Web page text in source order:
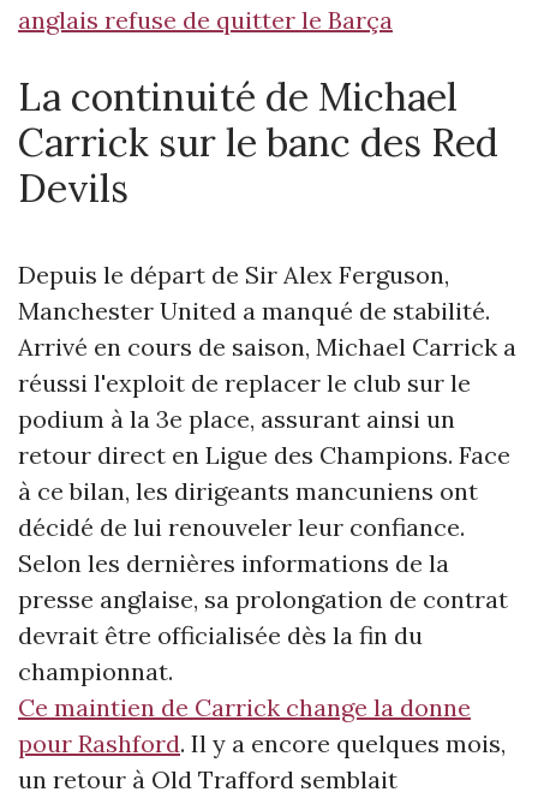
anglais refuse de quitter le Barça
La continuité de Michael
Carrick sur le banc des Red
Devils
Depuis le départ de Sir Alex Ferguson,
Manchester United a manqué de stabilité.
Arrivé en cours de saison, Michael Carrick a
réussi l'exploit de replacer le club sur le
podium à la 3e place, assurant ainsi un
retour direct en Ligue des Champions. Face
à ce bilan, les dirigeants mancuniens ont
décidé de lui renouveler leur confiance.
Selon les dernières informations de la
presse anglaise, sa prolongation de contrat
devrait être officialisée dès la fin du
championnat.
Ce maintien de Carrick change la donne
pour Rashford. Il y a encore quelques mois,
un retour à Old Trafford semblait